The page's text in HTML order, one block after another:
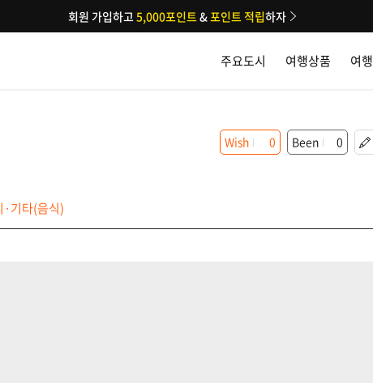
주요도시 여행상품 여
회원 가입하고5,000포인트&포인트 적립하자
기타(음식)
Wish 0 Been 0